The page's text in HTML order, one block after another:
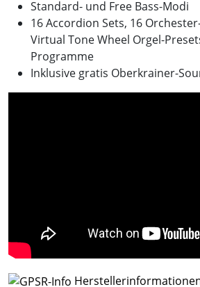
Standard- und Free Bass-Modi
16 Accordion Sets, 16
Virtual Tone Wheel Orgel-
Programme
Inklusive gratis Oberkrainer-